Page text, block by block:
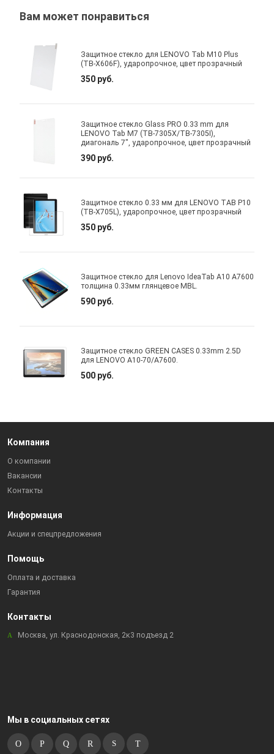
Вам может понравиться
Защитное стекло для LENOVO Tab M10 Plus
(TB-X606F), ударопрочное, цвет прозрачный
350 руб.
Защитное стекло Glass PRO 0.33 mm для
LENOVO Tab M7 (TB-7305X/TB-7305I),
диагональ 7", ударопрочное, цвет прозрачный
390 руб.
Защитное стекло 0.33 мм для LENOVO TAB P10
(TB-X705L), ударопрочное, цвет прозрачный
350 руб.
Защитное стекло для Lenovo IdeaTab A10 A7600
толщина 0.33мм глянцевое MBL.
590 руб.
Защитное стекло GREEN CASES 0.33mm 2.5D
для LENOVO A10-70/A7600.
500 руб.
Компания
О компании
Вакансии
Контакты
Информация
Акции и спецпредложения
Помощь
Оплата и доставка
Гарантия
Контакты
Москва, ул. Краснодонская, 2к3 подъезд 2
Мы в социальных сетях